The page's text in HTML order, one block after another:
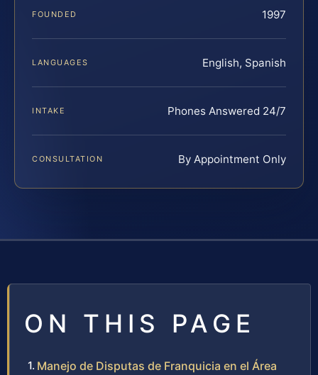
FOUNDED 1997
LANGUAGES English, Spanish
INTAKE Phones Answered 24/7
CONSULTATION By Appointment Only
ON THIS PAGE
Manejo de Disputas de Franquicia en el Área